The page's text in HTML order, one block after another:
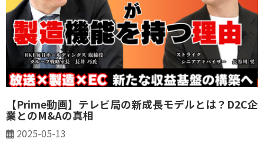
【Prime動画】テレビ局の新成長モデルとは？D2C企
業とのM&Aの真相
2025-05-13